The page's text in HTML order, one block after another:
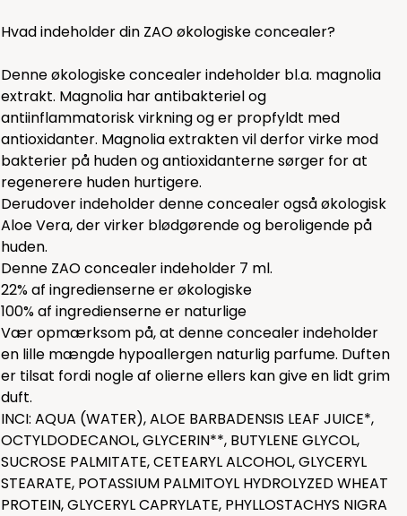
Hvad indeholder din ZAO økologiske concealer?
Denne økologiske concealer indeholder bl.a. magnolia
extrakt. Magnolia har antibakteriel og
antiinflammatorisk virkning og er propfyldt med
antioxidanter. Magnolia extrakten vil derfor virke mod
bakterier på huden og antioxidanterne sørger for at
regenerere huden hurtigere.
Derudover indeholder denne concealer også økologisk
Aloe Vera, der virker blødgørende og beroligende på
huden.
Denne ZAO concealer indeholder 7 ml.
22% af ingredienserne er økologiske
100% af ingredienserne er naturlige
Vær opmærksom på, at denne concealer indeholder
en lille mængde hypoallergen naturlig parfume. Duften
er tilsat fordi nogle af olierne ellers kan give en lidt grim
duft.
INCI: AQUA (WATER), ALOE BARBADENSIS LEAF JUICE*,
OCTYLDODECANOL, GLYCERIN**, BUTYLENE GLYCOL,
SUCROSE PALMITATE, CETEARYL ALCOHOL, GLYCERYL
STEARATE, POTASSIUM PALMITOYL HYDROLYZED WHEAT
PROTEIN, GLYCERYL CAPRYLATE, PHYLLOSTACHYS NIGRA